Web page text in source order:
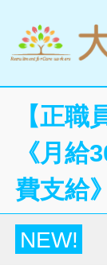
【正
《月
費支給
NEW!